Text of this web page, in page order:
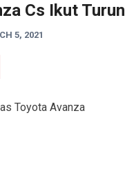
Cs Ikut Turun
5, 2021